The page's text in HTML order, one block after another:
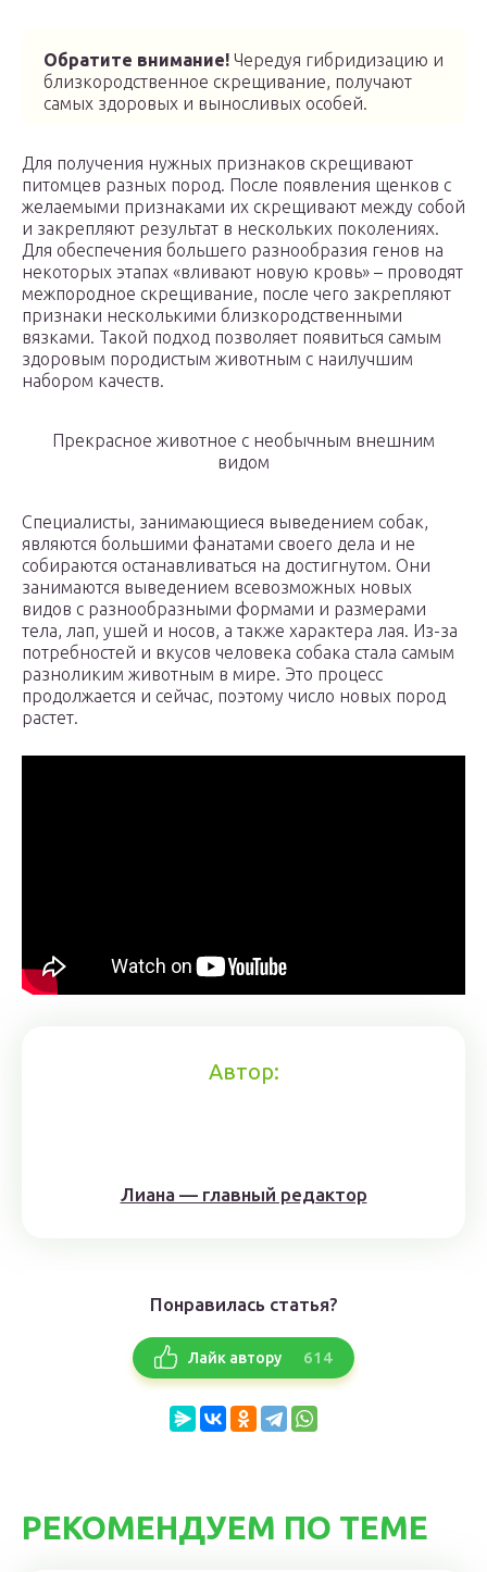
Обратите внимание! Чередуя гибридизацию и
близкородственное скрещивание, получают
самых здоровых и выносливых особей.
Для получения нужных признаков скрещивают
питомцев разных пород. После появления щенков с
желаемыми признаками их скрещивают между собой
и закрепляют результат в нескольких поколениях.
Для обеспечения большего разнообразия генов на
некоторых этапах «вливают новую кровь» – проводят
межпородное скрещивание, после чего закрепляют
признаки несколькими близкородственными
вязками. Такой подход позволяет появиться самым
здоровым породистым животным с наилучшим
набором качеств.
Прекрасное животное с необычным внешним
видом
Специалисты, занимающиеся выведением собак,
являются большими фанатами своего дела и не
собираются останавливаться на достигнутом. Они
занимаются выведением всевозможных новых
видов с разнообразными формами и размерами
тела, лап, ушей и носов, а также характера лая. Из-за
потребностей и вкусов человека собака стала самым
разноликим животным в мире. Это процесс
продолжается и сейчас, поэтому число новых пород
растет.
Автор:
Лиана — главный редактор
Понравилась статья?
Лайк автору 614
РЕКОМЕНДУЕМ ПО ТЕМЕ